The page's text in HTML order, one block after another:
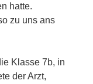
hatte.
zu uns ans
Klasse 7b, in
der Arzt,